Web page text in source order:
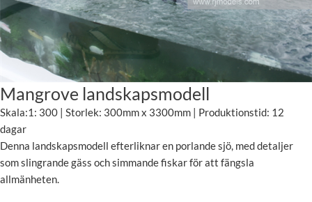
Mangrove landskapsmodell
Skala:1: 300 | Storlek: 300mm x 3300mm | Produktionstid: 12
dagar
Denna landskapsmodell efterliknar en porlande sjö, med detaljer
som slingrande gäss och simmande fiskar för att fängsla
allmänheten.